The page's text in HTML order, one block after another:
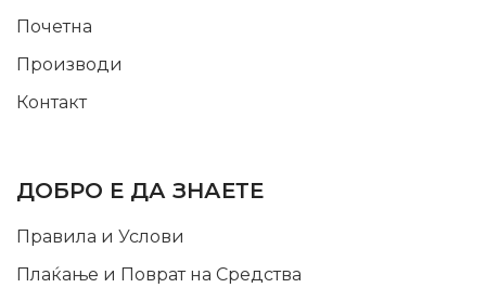
Почетна
Производи
Контакт
ДОБРО Е ДА ЗНАЕТЕ
Правила и Услови
Плаќање и Поврат на Средства